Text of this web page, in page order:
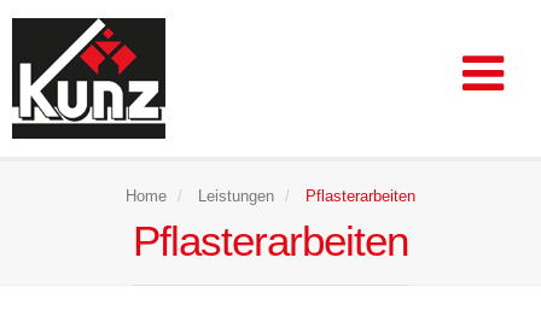
Home Leistungen Pflasterarbeiten
Pflasterarbeiten